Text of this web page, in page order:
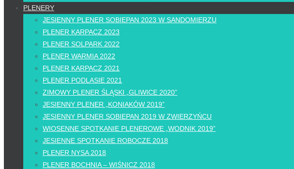
PLENERY
JESIENNY PLENER SOBIEPAN 2023 W SANDOMIERZU
PLENER KARPACZ 2023
PLENER SOLPARK 2022
PLENER WARMIA 2022
PLENER KARPACZ 2021
PLENER PODLASIE 2021
ZIMOWY PLENER ŚLĄSKI „GLIWICE 2020”
JESIENNY PLENER „KONIAKÓW 2019”
JESIENNY PLENER SOBIEPAN 2019 W ZWIERZYŃCU
WIOSENNE SPOTKANIE PLENEROWE „WODNIK 2019”
JESIENNE SPOTKANIE ROBOCZE 2018
PLENER NYSA 2018
PLENER BOCHNIA – WIŚNICZ 2018